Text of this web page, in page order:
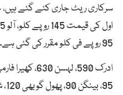
سرکاری ریٹ جاری کئے گئے
95 روپے فی کلو مقرر کی گئی ہے۔